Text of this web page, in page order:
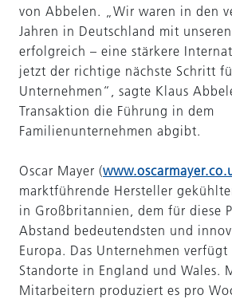
von Abbelen. „Wir waren in den
Jahren in Deutschland mit
erfolgreich – eine stärkere
jetzt der richtige nächste Schritt
Unternehmen“, sagte Klaus
Transaktion die Führung in dem
Familienunternehmen abgibt.
Oscar Mayer (
marktführende Hersteller
in Großbritannien, dem für diese
Abstand bedeutendsten und
Europa. Das Unternehmen
Standorte in England und Wales.
Mitarbeitern produziert es pro